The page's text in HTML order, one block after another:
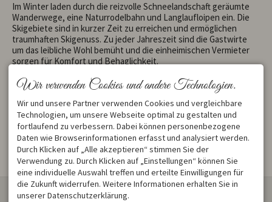
Im Winter laden durch die reizvolle Schneelandschaft geräumte
Wanderwege, eine Naturrodelbahn und Langlaufloipen ein. Die
Skigebiete sind in kurzer Zeit zu erreichen und ermöglichen
traumhaften Skigenuss. Zu jeder Jahreszeit sind die Gastwirte
um das leibliche Wohl bemüht und die einheimischen Vermieter
sorgen für Komfort und Behaglichkeit.
Weitere Informationen unterhttp://www.reichenbach-im-
allgaeu.de
KONTAKT
ÜBER UNS
Wir verwenden Cookies und andere Technologien.
Wir und unsere Partner verwenden Cookies und vergleichbare
Technologien, um unsere Webseite optimal zu gestalten und
fortlaufend zu verbessern. Dabei können personenbezogene
Daten wie Browserinformationen erfasst und analysiert werden.
Durch Klicken auf „Alle akzeptieren“ stimmen Sie der
Verwendung zu. Durch Klicken auf „Einstellungen“ können Sie
eine individuelle Auswahl treffen und erteilte Einwilligungen für
die Zukunft widerrufen. Weitere Informationen erhalten Sie in
unserer Datenschutzerklärung.